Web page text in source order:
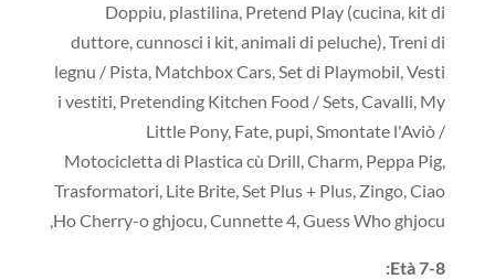
Doppiu, plastilina, Pretend Play (cucina, kit di
duttore, cunnosci i kit, animali di peluche), Treni di
legnu / Pista, Matchbox Cars, Set di Playmobil, Vesti
i vestiti, Pretending Kitchen Food / Sets, Cavalli, My
Little Pony, Fate, pupi, Smontate l'Aviò /
Motocicletta di Plastica cù Drill, Charm, Peppa Pig,
Trasformatori, Lite Brite, Set Plus + Plus, Zingo, Ciao
Ho Cherry-o ghjocu, Cunnette 4, Guess Who ghjocu,
Età 7-8: